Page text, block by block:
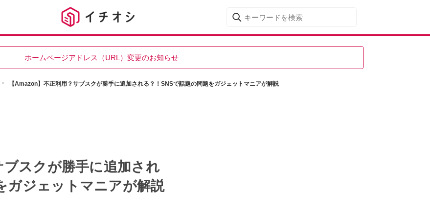
ホームページアドレス（URL）変更のお知らせ
【Amazon】不正利用？サブスクが勝手に追加される？！SNSで話題の問題をガジェットマニアが解説
ブスクが勝手に追加され
ガジェットマニアが解説